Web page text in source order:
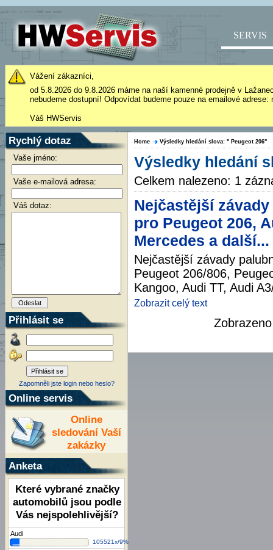
SERVIS
Vážení zákazníci,
od 5.8.2026 do 9.8.2026 máme na naší kamenné prodejně v
nebudeme dostupní! Odpovídat budeme pouze na emailové
Váš HWServis
Rychlý dotaz
Vaše jméno:
Vaše e-mailová adresa:
Váš dotaz:
Přihlásit se
Zapomněli jste login nebo heslo?
Online servis
Online
sledování Vaší
zakázky
Anketa
Které vybrané značky
automobilů jsou podle
Vás nejspolehlivější?
Audi
105521x/9%
Home Výsledky hledání slova: " Peugeot 206"
Výsledky hledání
Celkem nalezeno: 1
Nejčastější
pro Peugeot 206,
Mercedes a další...
Nejčastější závady
Peugeot 206/806,
Kangoo, Audi TT, Audi
Zobrazit celý text